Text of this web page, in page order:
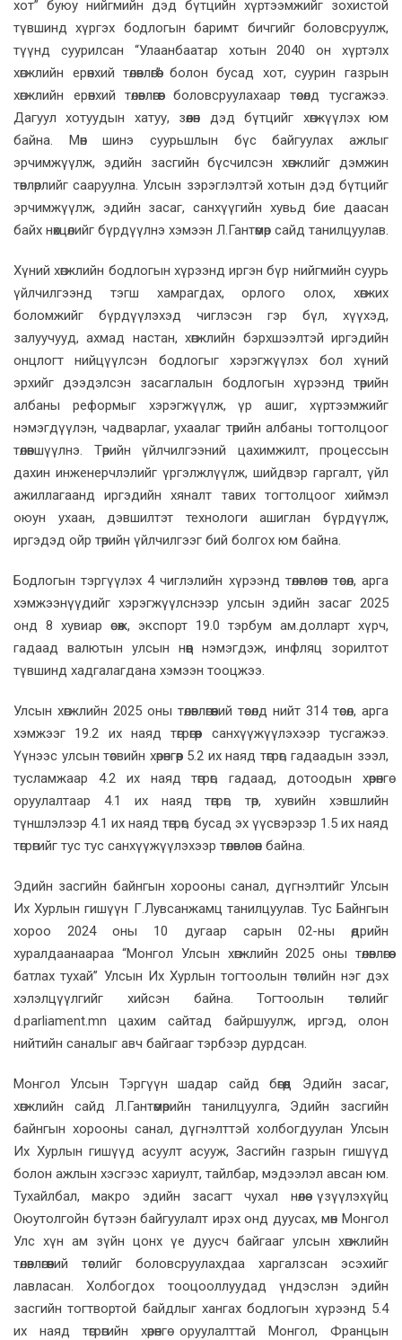
хот” буюу нийгмийн дэд бүтцийн хүртээмжийг зохистой
түвшинд хүргэх бодлогын баримт бичгийг боловсруулж,
түүнд суурилсан “Улаанбаатар хотын 2040 он хүртэлх
хөгжлийн ерөнхий төлөвлөгөө” болон бусад хот, суурин газрын
хөгжлийн ерөнхий төлөвлөгөөг боловсруулахаар төсөлд тусгажээ.
Дагуул хотуудын хатуу, зөөлөн дэд бүтцийг хөгжүүлэх юм
байна. Мөн шинэ суурьшлын бүс байгуулах ажлыг
эрчимжүүлж, эдийн засгийн бүсчилсэн хөгжлийг дэмжин
төвлөрлийг сааруулна. Улсын зэрэглэлтэй хотын дэд бүтцийг
эрчимжүүлж, эдийн засаг, санхүүгийн хувьд бие даасан
байх нөхцөлийг бүрдүүлнэ хэмээн Л.Гантөмөр сайд танилцуулав.
Хүний хөгжлийн бодлогын хүрээнд иргэн бүр нийгмийн суурь
үйлчилгээнд тэгш хамрагдах, орлого олох, хөгжих
боломжийг бүрдүүлэхэд чиглэсэн гэр бүл, хүүхэд,
залуучууд, ахмад настан, хөгжлийн бэрхшээлтэй иргэдийн
онцлогт нийцүүлсэн бодлогыг хэрэгжүүлэх бол хүний
эрхийг дээдэлсэн засаглалын бодлогын хүрээнд төрийн
албаны реформыг хэрэгжүүлж, үр ашиг, хүртээмжийг
нэмэгдүүлэн, чадварлаг, ухаалаг төрийн албаны тогтолцоог
төлөвшүүлнэ. Төрийн үйлчилгээний цахимжилт, процессын
дахин инженерчлэлийг үргэлжлүүлж, шийдвэр гаргалт, үйл
ажиллагаанд иргэдийн хяналт тавих тогтолцоог хиймэл
оюун ухаан, дэвшилтэт технологи ашиглан бүрдүүлж,
иргэдэд ойр төрийн үйлчилгээг бий болгох юм байна.
Бодлогын тэргүүлэх 4 чиглэлийн хүрээнд төлөвлөсөн төсөл, арга
хэмжээнүүдийг хэрэгжүүлснээр улсын эдийн засаг 2025
онд 8 хувиар өсөж, экспорт 19.0 тэрбум ам.долларт хүрч,
гадаад валютын улсын нөөц нэмэгдэж, инфляц зорилтот
түвшинд хадгалагдана хэмээн тооцжээ.
Улсын хөгжлийн 2025 оны төлөвлөгөөний төсөлд нийт 314 төсөл, арга
хэмжээг 19.2 их наяд төгрөгөөр санхүүжүүлэхээр тусгажээ.
Үүнээс улсын төсвийн хөрөнгөөр 5.2 их наяд төгрөг, гадаадын зээл,
тусламжаар 4.2 их наяд төгрөг, гадаад, дотоодын хөрөнгө
оруулалтаар 4.1 их наяд төгрөг, төр, хувийн хэвшлийн
түншлэлээр 4.1 их наяд төгрөг, бусад эх үүсвэрээр 1.5 их наяд
төгрөгийг тус тус санхүүжүүлэхээр төлөвлөсөн байна.
Эдийн засгийн байнгын хорооны санал, дүгнэлтийг Улсын
Их Хурлын гишүүн Г.Лувсанжамц танилцуулав. Тус Байнгын
хороо 2024 оны 10 дугаар сарын 02-ны өдрийн
хуралдаанаараа “Монгол Улсын хөгжлийн 2025 оны төлөвлөгөө
батлах тухай” Улсын Их Хурлын тогтоолын төслийн нэг дэх
хэлэлцүүлгийг хийсэн байна. Тогтоолын төслийг
d.parliament.mn цахим сайтад байршуулж, иргэд, олон
нийтийн саналыг авч байгааг тэрбээр дурдсан.
Монгол Улсын Тэргүүн шадар сайд бөгөөд Эдийн засаг,
хөгжлийн сайд Л.Гантөмөрийн танилцуулга, Эдийн засгийн
байнгын хорооны санал, дүгнэлттэй холбогдуулан Улсын
Их Хурлын гишүүд асуулт асууж, Засгийн газрын гишүүд
болон ажлын хэсгээс хариулт, тайлбар, мэдээлэл авсан юм.
Тухайлбал, макро эдийн засагт чухал нөлөө үзүүлэхүйц
Оюутолгойн бүтээн байгуулалт ирэх онд дуусах, мөн Монгол
Улс хүн ам зүйн цонх үе дуусч байгааг улсын хөгжлийн
төлөвлөгөөний төслийг боловсруулахдаа харгалзсан эсэхийг
лавласан. Холбогдох тооцооллуудад үндэслэн эдийн
засгийн тогтвортой байдлыг хангах бодлогын хүрээнд 5.4
их наяд төгрөгийн хөрөнгө оруулалттай Монгол, Францын